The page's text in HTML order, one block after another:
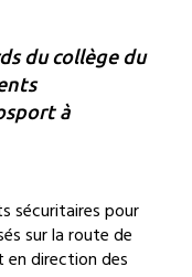
du collège du
à
sécuritaires pour
sur la route de
en direction des